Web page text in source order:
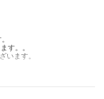
す。。
います。